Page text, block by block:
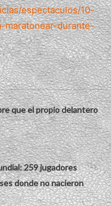
espectaculos/10-
durante-
que el propio delantero
259 jugadores
donde no nacieron